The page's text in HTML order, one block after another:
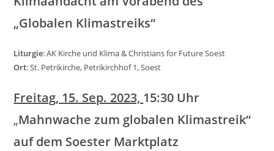
„Globalen Klimastreiks“
Liturgie: AK Kirche und Klima & Christians for Future Soest
Ort: St. Petrikirche, Petrikirchhof 1, Soest
Freitag, 15. Sep. 2023, 15:30 Uhr
„Mahnwache zum globalen Klimastreik“
auf dem Soester Marktplatz